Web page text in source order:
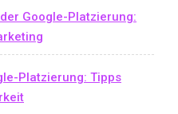
Google-Platzierung:
Platzierung: Tipps